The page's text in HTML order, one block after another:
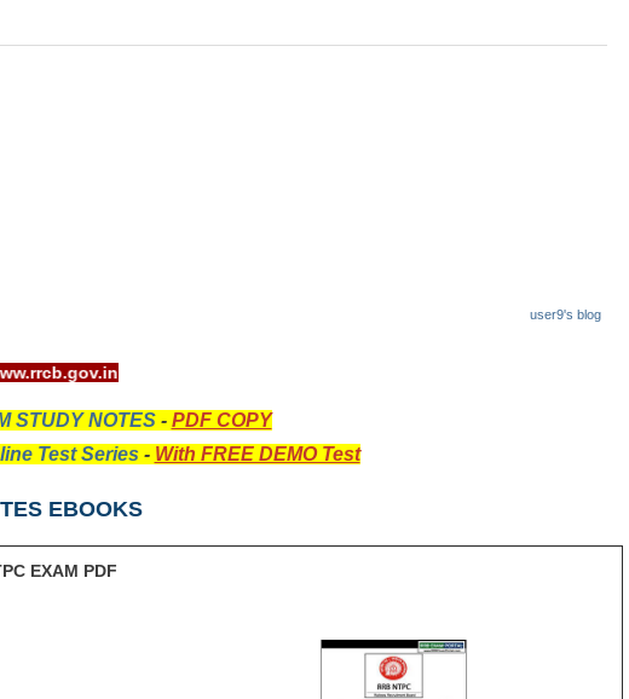
user9's blog
visit - www.rrcb.gov.in
STUDY NOTES- PDF COPY
Test Series - With FREE DEMO Test
EBOOKS
EXAM PDF